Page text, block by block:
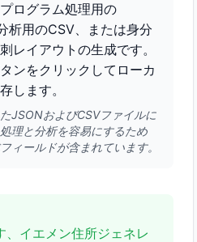
ログラム処理用の
析用のCSV、または身分
レイアウトの生成です。
ンをクリックしてローカ
します。
JSONおよびCSVファイルに
理と分析を容易にするため
ィールドが含まれています。
、イエメン住所ジェネレ